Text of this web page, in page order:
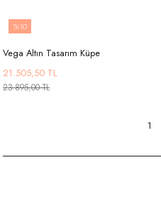
%10
Vega Altın Tasarım Küpe
21.505,50 TL
23.895,00 TL
1